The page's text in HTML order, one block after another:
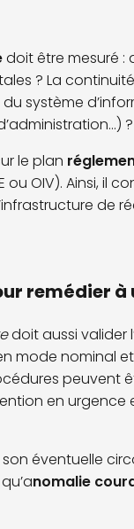
doit être mesuré :
? La
système
?
le plan
OIV). Ainsi, il
de
remédier
doit aussi valider
mode nominal
peuvent
en urgence
éventuelle
nomalie